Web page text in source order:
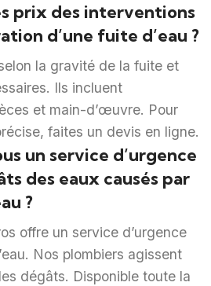
prix des interventions
d’une fuite d’eau ?
la gravité de la fuite et
Ils incluent
et main-d’œuvre. Pour
faites un devis en ligne.
un service d’urgence
des eaux causés par
?
offre un service d’urgence
Nos plombiers agissent
dégâts. Disponible toute la